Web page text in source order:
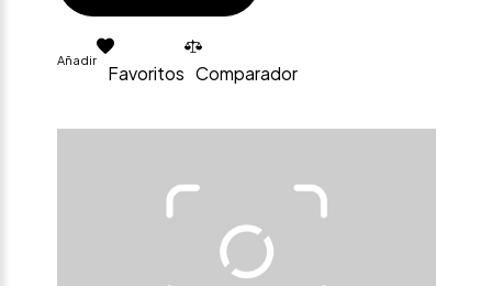
Añadir
Favoritos Comparador